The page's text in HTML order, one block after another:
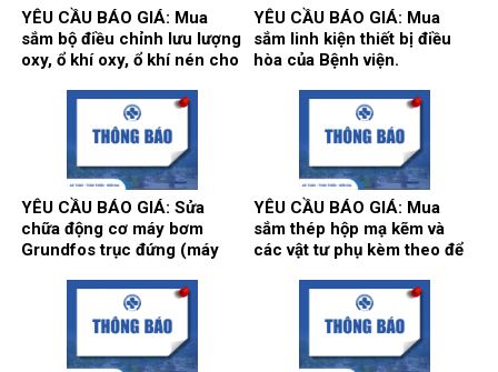
YÊU CẦU BÁO GIÁ: Mua
sắm bộ điều chỉnh lưu lượng
oxy, ổ khí oxy, ổ khí nén cho
YÊU CẦU BÁO GIÁ: Mua
sắm linh kiện thiết bị điều
hòa của Bệnh viện.
YÊU CẦU BÁO GIÁ: Sửa
chữa động cơ máy bơm
Grundfos trục đứng (máy
trục ngang (máy bơm số 3)
tại trạm bơm nước tổng của
Bệnh viện.
YÊU CẦU BÁO GIÁ: Mua
sắm thép hộp mạ kẽm và
các vật tư phụ kèm theo để
làm vách, cửa, điều hòa
thông gió phục vụ hoạt động
theo yêu cầu tại Bệnh viện.